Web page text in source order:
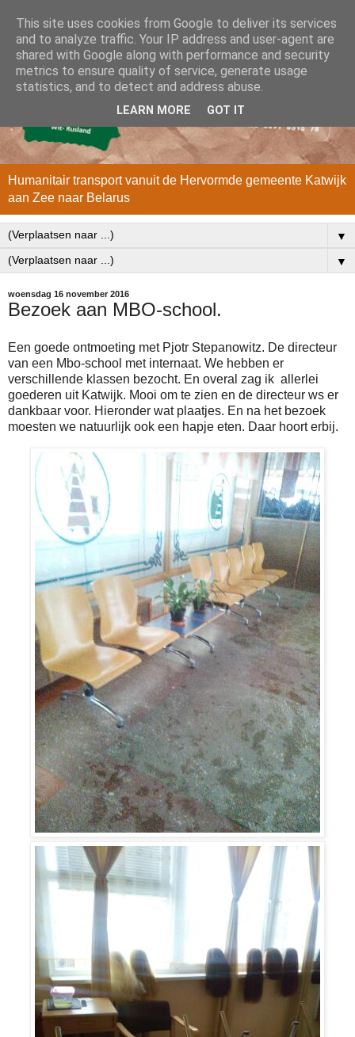
Humanitair transport vanuit de Hervormde gemeente Katwijk
aan Zee naar Belarus
▼
▼
woensdag 16 november 2016
Bezoek aan MBO-school.
Een goede ontmoeting met Pjotr Stepanowitz. De directeur
van een Mbo-school met internaat. We hebben er
verschillende klassen bezocht. En overal zag ik allerlei
goederen uit Katwijk. Mooi om te zien en de directeur ws er
dankbaar voor. Hieronder wat plaatjes. En na het bezoek
moesten we natuurlijk ook een hapje eten. Daar hoort erbij.
This site uses cookies from Google to deliver its services
and to analyze traffic. Your IP address and user-agent are
shared with Google along with performance and security
metrics to ensure quality of service, generate usage
statistics, and to detect and address abuse.
LEARN MORE GOT IT